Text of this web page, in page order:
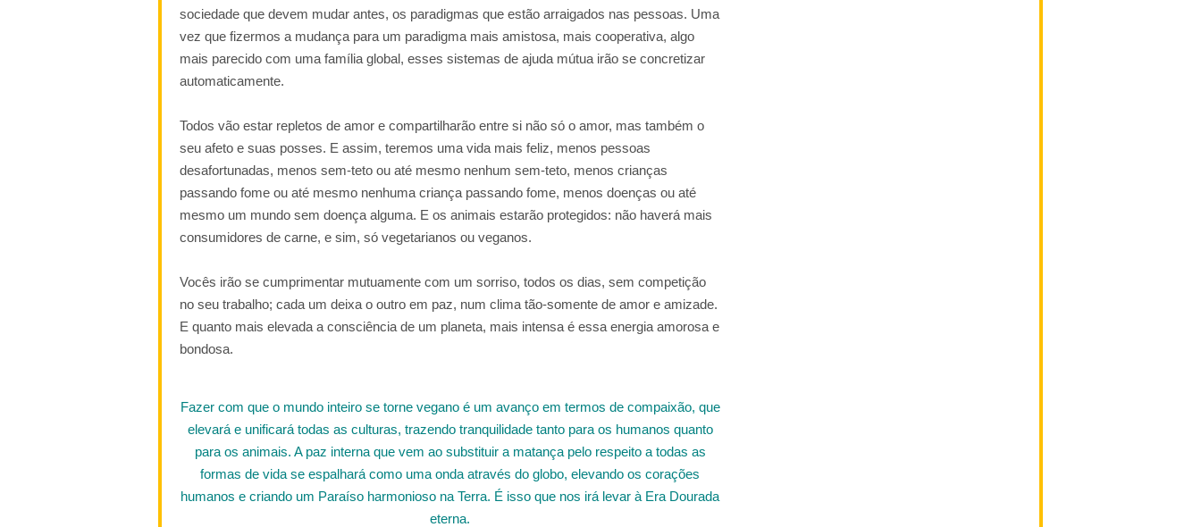
sociedade que devem mudar antes, os paradigmas que estão arraigados nas pessoas. Uma
vez que fizermos a mudança para um paradigma mais amistosa, mais cooperativa, algo
mais parecido com uma família global, esses sistemas de ajuda mútua irão se concretizar
automaticamente.
Todos vão estar repletos de amor e compartilharão entre si não só o amor, mas também o
seu afeto e suas posses. E assim, teremos uma vida mais feliz, menos pessoas
desafortunadas, menos sem-teto ou até mesmo nenhum sem-teto, menos crianças
passando fome ou até mesmo nenhuma criança passando fome, menos doenças ou até
mesmo um mundo sem doença alguma. E os animais estarão protegidos: não haverá mais
consumidores de carne, e sim, só vegetarianos ou veganos.
Vocês irão se cumprimentar mutuamente com um sorriso, todos os dias, sem competição
no seu trabalho; cada um deixa o outro em paz, num clima tão-somente de amor e amizade.
E quanto mais elevada a consciência de um planeta, mais intensa é essa energia amorosa e
bondosa.
Fazer com que o mundo inteiro se torne vegano é um avanço em termos de compaixão, que
elevará e unificará todas as culturas, trazendo tranquilidade tanto para os humanos quanto
para os animais. A paz interna que vem ao substituir a matança pelo respeito a todas as
formas de vida se espalhará como uma onda através do globo, elevando os corações
humanos e criando um Paraíso harmonioso na Terra. É isso que nos irá levar à Era Dourada
eterna.